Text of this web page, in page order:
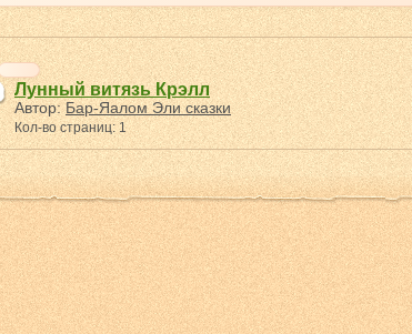
Лунный витязь Крэлл
Автор:Бар-Яалом Эли сказки
Кол-во страниц: 1